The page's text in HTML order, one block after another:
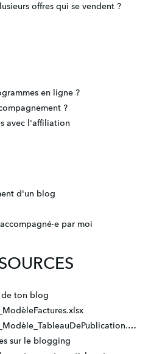
offres qui se vendent ?
en ligne ?
?
avec l'affiliation
d'un blog
par moi
de ton blog
LesNouveauxTravailleurs_Modèle_TableauDePublication.xlsx
sur le blogging